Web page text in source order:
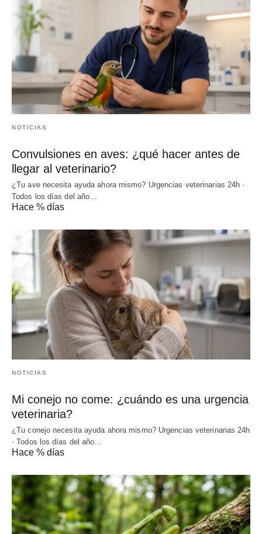
NOTICIAS
Convulsiones en aves: ¿qué hacer antes de
llegar al veterinario?
¿Tu ave necesita ayuda ahora mismo? Urgencias veterinarias 24h ·
Todos los días del año…
Hace % días
NOTICIAS
Mi conejo no come: ¿cuándo es una urgencia
veterinaria?
¿Tu conejo necesita ayuda ahora mismo? Urgencias veterinarias 24h
· Todos los días del año…
Hace % días